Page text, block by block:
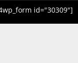
id="30309"]